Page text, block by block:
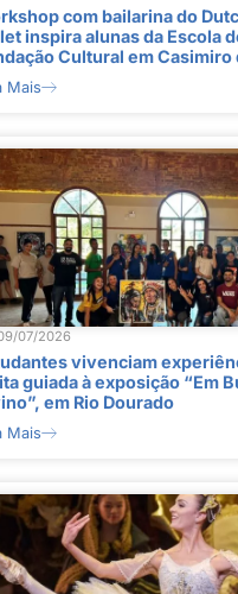
com bailarina do
inspira alunas da Escola
Cultural em Casimiro
Mais
07/2026
vivenciam
guiada à exposição “Em
em Rio Dourado
Mais